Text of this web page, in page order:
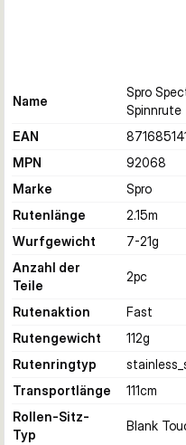
Name
Spro
Spinnrute
EAN
MPN
92068
Marke
Spro
Rutenlänge
2.15m
Wurfgewicht
7-21g
Anzahl der
Teile
2pc
Rutenaktion
Fast
Rutengewicht
112g
Rutenringtyp
Transportlänge
111cm
Rollen-Sitz-
Typ
Blank